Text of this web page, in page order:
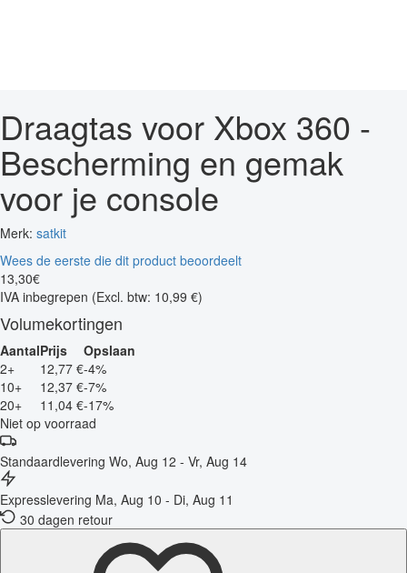
Draagtas voor Xbox 360 -
Bescherming en gemak
voor je console
Merk: satkit
Wees de eerste die dit product beoordeelt
13,30€
IVA inbegrepen (Excl. btw: 10,99 €)
Volumekortingen
AantalPrijs
Opslaan
2+
12,77 €-4%
10+
12,37 €-7%
20+
11,04 €-17%
Niet op voorraad
Standaardlevering Wo, Aug 12 - Vr, Aug 14
Expresslevering Ma, Aug 10 - Di, Aug 11
30 dagen retour